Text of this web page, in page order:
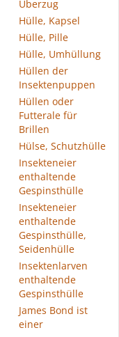
Überzug
Hülle, Kapsel
Hülle, Pille
Hülle, Umhüllung
Hüllen der
Insektenpuppen
Hüllen oder
Futterale für
Brillen
Hülse, Schutzhülle
Insekteneier
enthaltende
Gespinsthülle
Insekteneier
enthaltende
Gespinsthülle,
Seidenhülle
Insektenlarven
enthaltende
Gespinsthülle
James Bond ist
einer